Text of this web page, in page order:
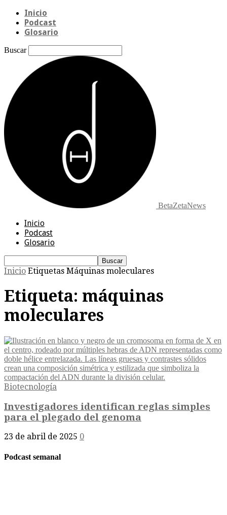
Inicio
Podcast
Glosario
Buscar
BetaZetaNews
Inicio
Podcast
Glosario
Inicio Etiquetas Máquinas moleculares
Etiqueta: máquinas
moleculares
Biotecnología
Investigadores identifican reglas simples
para el plegado del genoma
23 de abril de 2025 0
Podcast semanal